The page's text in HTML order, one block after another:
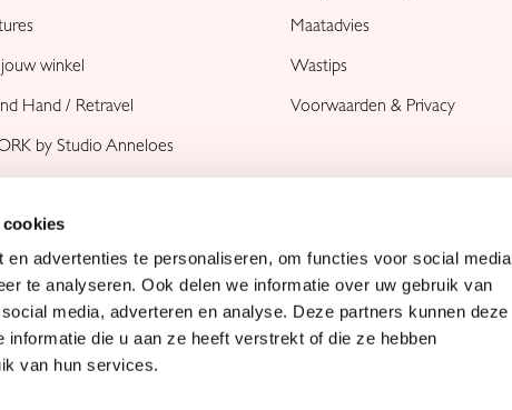
en advertenties te personaliseren, om functies voor social media
te analyseren. Ook delen we informatie over uw gebruik van
media, adverteren en analyse. Deze partners kunnen deze
informatie die u aan ze heeft verstrekt of die ze hebben
van hun services.
winkel
Hand / Retravel
by Studio Anneloes
Maatadvies
Wastips
Voorwaarden & Privacy